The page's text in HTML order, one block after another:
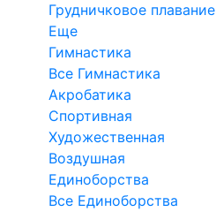
Грудничковое плавание
Еще
Гимнастика
Все Гимнастика
Акробатика
Спортивная
Художественная
Воздушная
Единоборства
Все Единоборства